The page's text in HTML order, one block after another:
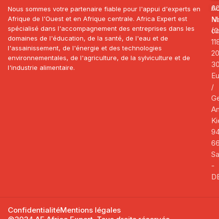
Nous sommes votre partenaire fiable pour l'appui d'experts en
Afrique de l'Ouest et en Afrique centrale. Africa Expert est
spécialisé dans l'accompagnement des entreprises dans les
domaines de l'éducation, de la santé, de l'eau et de
l'assainissement, de l'énergie et des technologies
environnementales, de l'agriculture, de la sylviculture et de
l'industrie alimentaire.
/
-
ConfidentialitéMentions légales